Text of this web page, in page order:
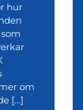
hur
om
[…]